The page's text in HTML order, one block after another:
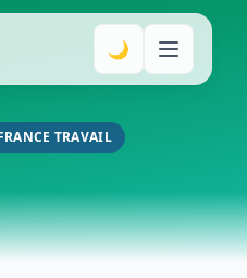
🌙
TRAVAIL